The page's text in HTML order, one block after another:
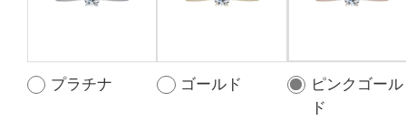
プラチナ ゴールド
ピンクゴール
ド